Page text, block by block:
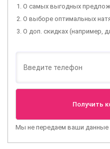
О самых выгодных
О выборе оптимальных
О доп. скидках (например,
Мы не передаем ваши данные